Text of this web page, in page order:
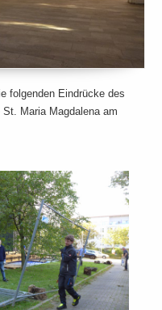
folgenden Eindrücke des
Maria Magdalena am